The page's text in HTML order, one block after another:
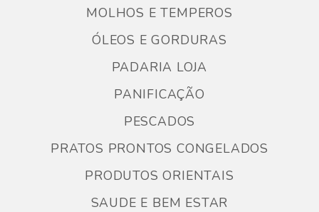
MOLHOS E TEMPEROS
ÓLEOS E GORDURAS
PADARIA LOJA
PANIFICAÇÃO
PESCADOS
PRATOS PRONTOS CONGELADOS
PRODUTOS ORIENTAIS
SAUDE E BEM ESTAR